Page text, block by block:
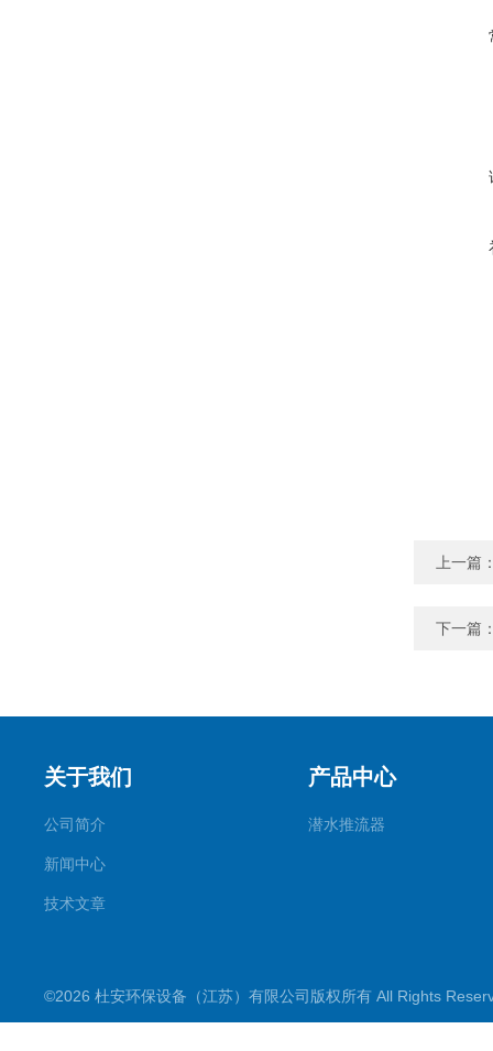
上一篇
下一篇
关于我们
公司简介
新闻中心
技术文章
产品中心
潜水推流器
©2026 杜安环保设备（江苏）有限公司版权所有 All Rights